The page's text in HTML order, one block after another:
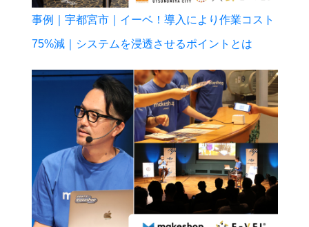
事例｜宇都宮市｜イーベ！導入により作業コスト
75%減｜システムを浸透させるポイントとは